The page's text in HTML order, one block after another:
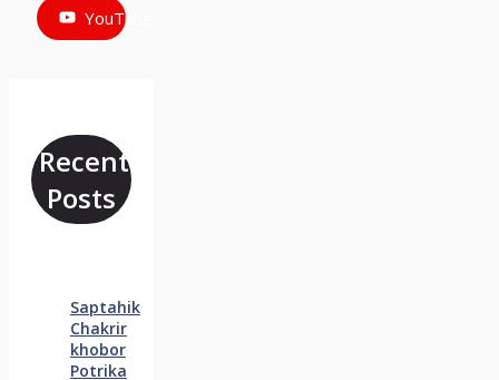
YouTube
Recent
Posts
Saptahik
Chakrir
khobor
Potrika